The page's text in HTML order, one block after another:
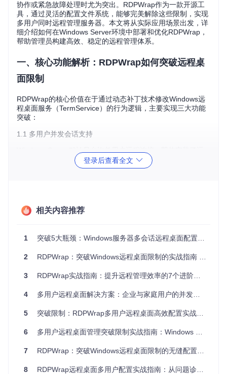
协作或紧急故障处理时尤为突出。RDPWrap作为一款开源工
具，通过灵活的配置文件系统，能够完美解除这些限制，实现
多用户同时远程管理服务器。本文将从实际应用场景出发，详
细介绍如何在Windows Server环境中部署和优化RDPWrap，
帮助管理员构建高效、稳定的远程管理体系。
一、核心功能解析：RDPWrap如何突破远程桌
面限制
RDPWrap的核心价值在于通过动态补丁技术修改Windows远
程桌面服务（TermService）的行为逻辑，主要实现三大功能
突破：
1.1 多用户并发会话支持
程桌面服务角色，也需要配置特定授权。RDPWrap通过修改
文件中的连接控制逻辑，允许同时建立多个独立
通过配置文件中的策略设置，可以完全解除默认的会话数量限
[SLPolicy]
TerminalServices-RemoteConnectionManager-
TerminalServices-RemoteConnectionManager-MaxUserSessions
根据服务器硬件配置灵活调整。
1.3 跨版本兼容性架构
RDPWrap采用模块化设计，通过版本特定的补丁配置支持从
Windows Server 2008到2022的所有主流版本。项目提供的自
版本优化了内存偏移量和补丁代码，确保在各类服务器环境中
登录后查看全文
相关内容推荐
1 突破5大瓶颈：Windows服务器多会话远程桌面配置实战指南
2 RDPWrap：突破Windows远程桌面限制的实战指南 - IT管理员进阶手册
3 RDPWrap实战指南：提升远程管理效率的7个进阶技巧
4 多用户远程桌面解决方案：企业与家庭用户的并发访问优化指南
5 突破限制：RDPWrap多用户远程桌面高效配置实战指南
6 多用户远程桌面管理突破限制实战指南：Windows Server环境下的RDPWrap配置全解析
7 RDPWrap：突破Windows远程桌面限制的无缝配置指南
8 RDPWrap远程桌面多用户配置实战指南：从问题诊断到高级应用